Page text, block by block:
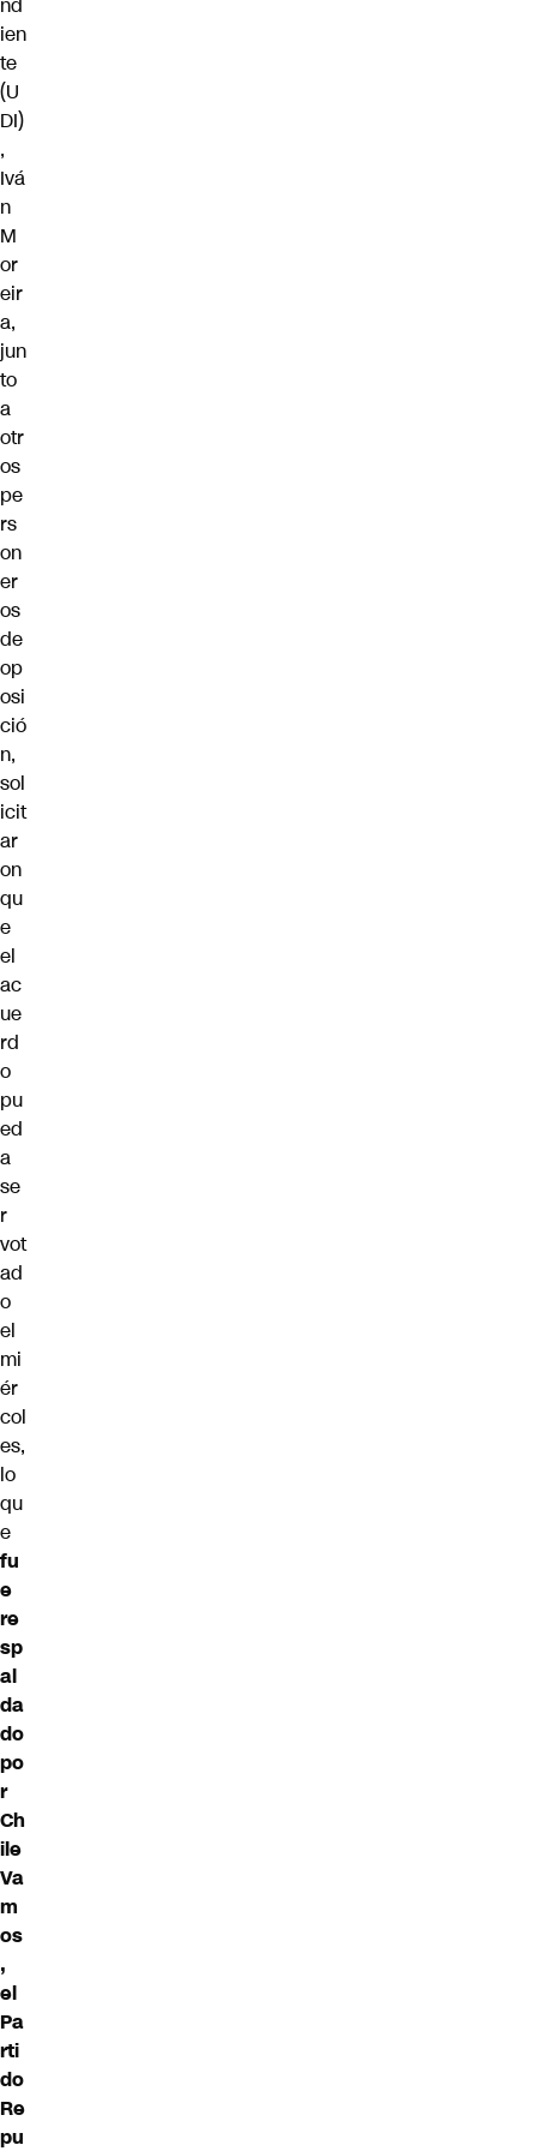
ien
te
(U
DI)
,
Ivá
n
M
or
eir
a,
jun
to
a
otr
os
pe
rs
on
er
os
de
op
osi
ció
n,
sol
icit
ar
on
qu
e
el
ac
ue
rd
o
pu
ed
a
se
r
vot
ad
o
el
mi
ér
col
es,
lo
qu
e
fu
e
re
sp
al
da
do
po
r
Ch
ile
Va
m
os
,
el
Pa
rti
do
Re
pu